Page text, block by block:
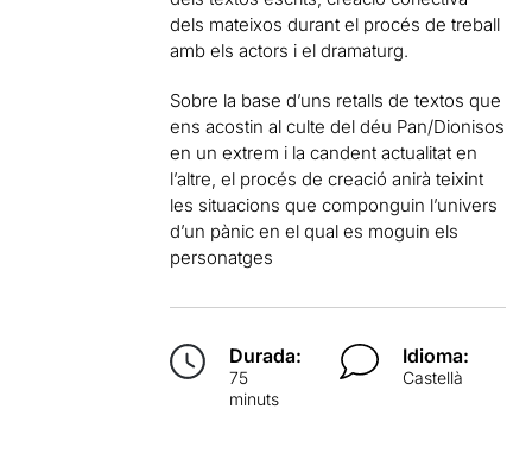
dels mateixos durant el procés de treball
amb els actors i el dramaturg.
Sobre la base d’uns retalls de textos que
ens acostin al culte del déu Pan/Dionisos
en un extrem i la candent actualitat en
l’altre, el procés de creació anirà teixint
les situacions que componguin l’univers
d’un pànic en el qual es moguin els
personatges
Durada:
75
minuts
Idioma:
Castellà